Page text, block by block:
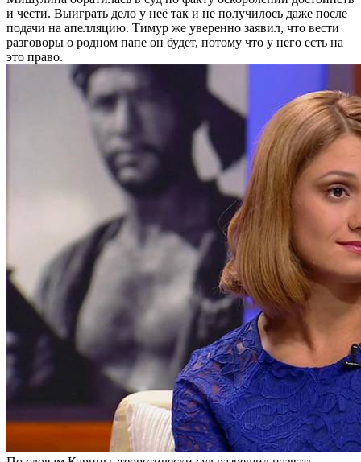
и чести. Выиграть дело у неё так и не получилось даже после
подачи на апелляцию. Тимур же уверенно заявил, что вести
разговоры о родном папе он будет, потому что у него есть на
это право.